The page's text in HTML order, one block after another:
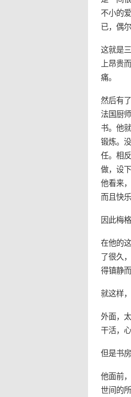
不小的爱
已，偶
这就是
上昂贵
痛。
然后有
法国厨
书。他
锻炼。
任。相
做，设
他看来
而且快
因此梅
在他的
了很久
得镇静
就这样
外面，
干活，
但是书
他面前
世间的